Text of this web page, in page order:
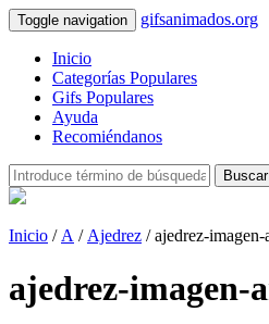
Toggle navigation gifsanimados.org
Inicio
Categorías Populares
Gifs Populares
Ayuda
Recomiéndanos
Buscar
Inicio / A / Ajedrez / ajedrez-
ajedrez-imagen-